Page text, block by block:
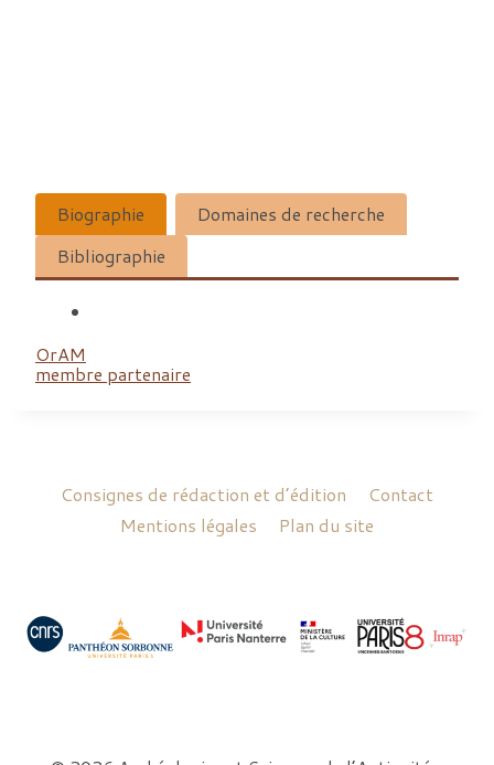
Biographie
Domaines de recherche
Bibliographie
OrAM
membre partenaire
Consignes de rédaction et d’édition
Contact
Mentions légales
Plan du site